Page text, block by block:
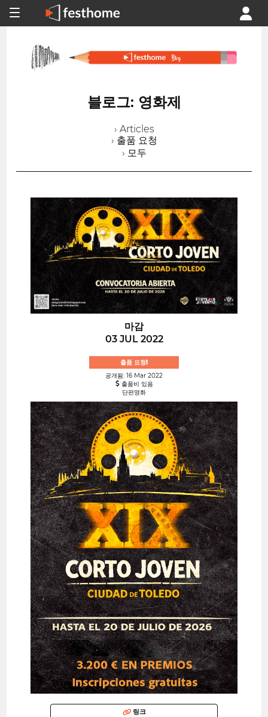
블로그: 영화제
› Articles
› 출품 요청
› 모두
마감
03 JUL 2022
출품 요청!
공개됨: 16 Mar 2022
출품비 있음
단편영화
링크